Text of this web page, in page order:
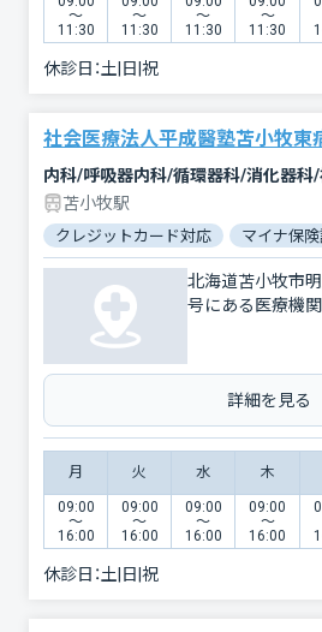
〜
11:30
〜
11:30
〜
11:30
〜
11:30
休診日：土|日|祝
社会医療法人平成醫塾苫小牧東
苫小牧駅
クレジットカード対応 マイナ保
北海道苫小牧市
号にある医療機関
詳細を見る
月 火 水 木
09:00
〜
16:00
09:00
〜
16:00
09:00
〜
16:00
09:00
〜
16:00
休診日：土|日|祝